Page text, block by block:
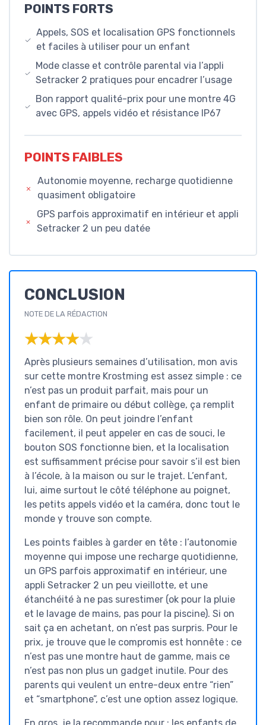
POINTS FORTS
Appels, SOS et localisation GPS fonctionnels
et faciles à utiliser pour un enfant
Mode classe et contrôle parental via l’appli
Setracker 2 pratiques pour encadrer l’usage
Bon rapport qualité-prix pour une montre 4G
avec GPS, appels vidéo et résistance IP67
POINTS FAIBLES
Autonomie moyenne, recharge quotidienne
quasiment obligatoire
GPS parfois approximatif en intérieur et appli
Setracker 2 un peu datée
CONCLUSION
NOTE DE LA RÉDACTION
★★★★★
★★★★★
Après plusieurs semaines d’utilisation, mon avis
sur cette montre Krostming est assez simple : ce
n’est pas un produit parfait, mais pour un
enfant de primaire ou début collège, ça remplit
bien son rôle. On peut joindre l’enfant
facilement, il peut appeler en cas de souci, le
bouton SOS fonctionne bien, et la localisation
est suffisamment précise pour savoir s’il est bien
à l’école, à la maison ou sur le trajet. L’enfant,
lui, aime surtout le côté téléphone au poignet,
les petits appels vidéo et la caméra, donc tout le
monde y trouve son compte.
Les points faibles à garder en tête : l’autonomie
moyenne qui impose une recharge quotidienne,
un GPS parfois approximatif en intérieur, une
appli Setracker 2 un peu vieillotte, et une
étanchéité à ne pas surestimer (ok pour la pluie
et le lavage de mains, pas pour la piscine). Si on
sait ça en achetant, on n’est pas surpris. Pour le
prix, je trouve que le compromis est honnête : ce
n’est pas une montre haut de gamme, mais ce
n’est pas non plus un gadget inutile. Pour des
parents qui veulent un entre-deux entre “rien”
et “smartphone”, c’est une option assez logique.